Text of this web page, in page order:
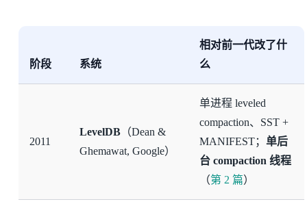
阶段 系统
相对前一代改了什
么
2011
LevelDB（Dean &
Ghemawat, Google）
单进程 leveled
compaction、SST +
MANIFEST； 单后
台 compaction 线程
（第 2 篇）